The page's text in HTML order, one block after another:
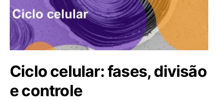
Ciclo celular: fases, divisão
e controle